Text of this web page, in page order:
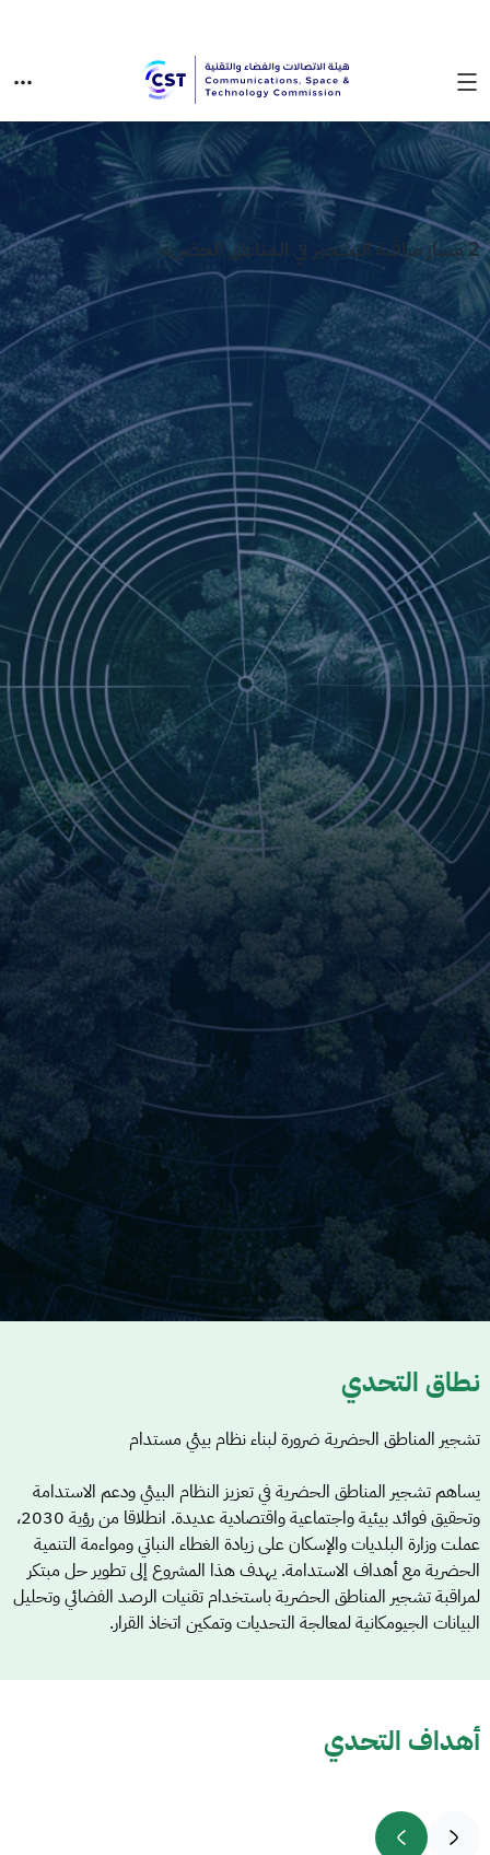
2 مسار مراقبة التشجير في المناطق الحضرية
نطاق التحدي
تشجير المناطق الحضرية ضرورة لبناء نظام بيئي مستدام
يساهم تشجير المناطق الحضرية في تعزيز النظام البيئي ودعم الاستدامة
وتحقيق فوائد بيئية واجتماعية واقتصادية عديدة. انطلاقا من رؤية 2030،
عملت وزارة البلديات والإسكان على زيادة الغطاء النباتي ومواءمة التنمية
الحضرية مع أهداف الاستدامة. يهدف هذا المشروع إلى تطوير حل مبتكر
لمراقبة تشجير المناطق الحضرية باستخدام تقنيات الرصد الفضائي وتحليل
البيانات الجيومكانية لمعالجة التحديات وتمكين اتخاذ القرار.
أهداف التحدي